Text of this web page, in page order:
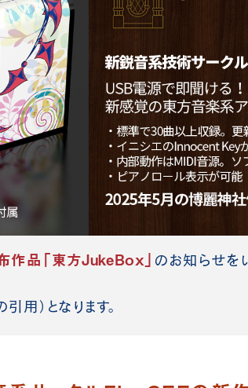
品「東方JukeBox」 の お知らせを
引用）となります。